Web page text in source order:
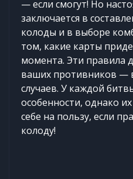
— если смогут! Но
заключается в
колоды и в выборе
том, какие карты
момента. Эти правила
ваших противников —
случаев. У каждой
особенности, однако
себе на пользу, если
колоду!